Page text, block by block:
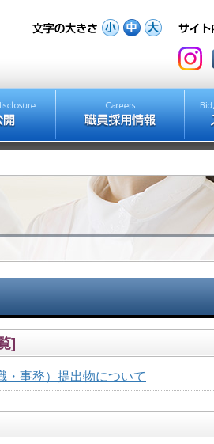
]
・事務）提出物について